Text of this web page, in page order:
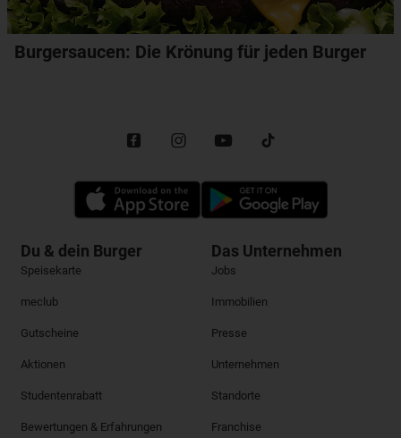
Burgersaucen: Die Krönung für jeden Burger
Du & dein Burger
Speisekarte
meclub
Gutscheine
Aktionen
Studentenrabatt
Bewertungen & Erfahrungen
Das Unternehmen
Jobs
Immobilien
Presse
Unternehmen
Standorte
Franchise